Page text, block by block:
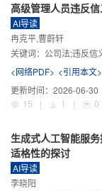
高级管理人员违反
AI导读
冉克平,曹蔚轩
关键词： 公司法;违反信
<网络PDF> <引用本文>
更新时间： 2026-06-30
15
| 1 | 0
生成式人工智能服
适格性的探讨
AI导读
李晓阳